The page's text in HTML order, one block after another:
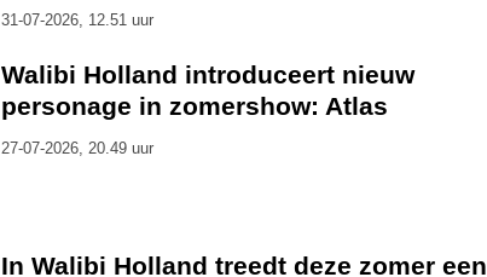
31-07-2026, 12.51 uur
Walibi Holland introduceert nieuw
personage in zomershow: Atlas
27-07-2026, 20.49 uur
In Walibi Holland treedt deze zomer een